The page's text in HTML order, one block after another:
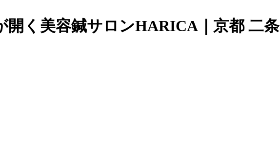
開く美容鍼サロンHARICA｜京都 二条